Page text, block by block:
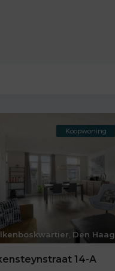
, Den Haag
Koopwoning
14-A